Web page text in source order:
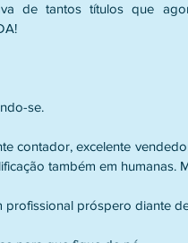
de tantos títulos que
se.
contador, excelente
também em humanas.
profissional próspero diante